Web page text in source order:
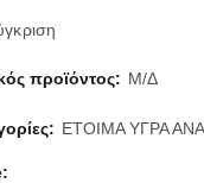
προϊόντος: Μ/Δ
ΕΤΟΙΜΑ ΥΓΡΑ